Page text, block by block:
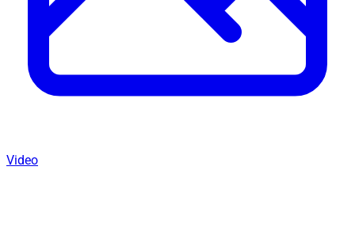
Video